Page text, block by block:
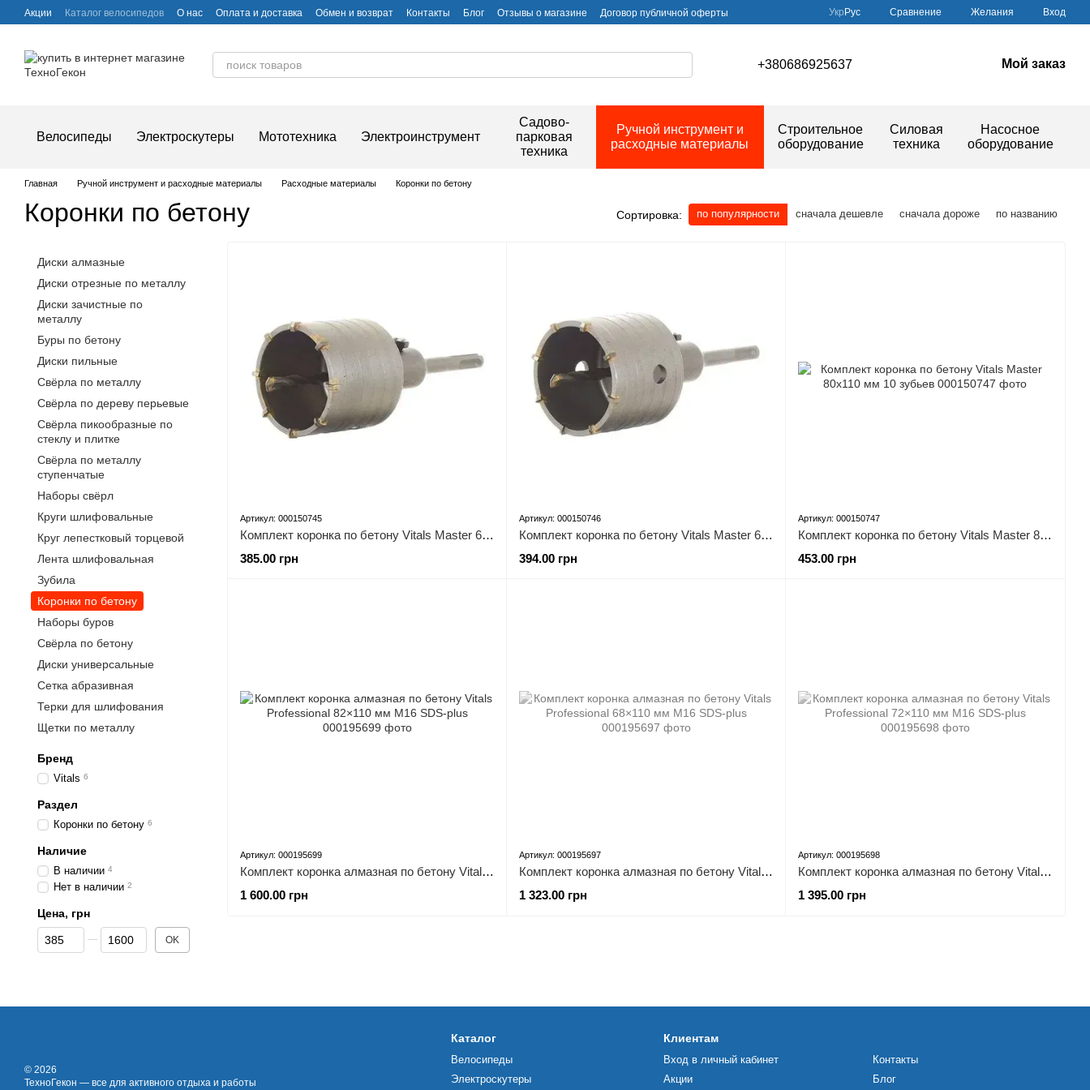
Перейти к основному контенту
Акции Каталог велосипедов О нас Оплата и доставка Обмен и возврат Контакты Блог Отзывы о магазине
Договор публичной оферты
Укр Рус Сравнение Желания Вход
+380686925637 Мой заказ
Велосипеды Электроскутеры Мототехника Электроинструмент
Садово-
парковая
техника
Ручной инструмент и
расходные материалы
Строительное
оборудование
Силовая
техника
Насосное
оборудование
Главная Ручной инструмент и расходные материалы Расходные материалы Коронки по бетону
Коронки по бетону Сортировка: по популярности сначала дешевле сначала дороже по названию
Артикул: 000150745
Комплект коронка по бетону Vitals Master 65х110 мм 8 зубьев
385.00 грн
Артикул: 000150746
Комплект коронка по бетону Vitals Master 68х110 мм 8 зубьев
394.00 грн
Артикул: 000150747
Комплект коронка по бетону Vitals Master 80х110 мм 10 зубьев
453.00 грн
Артикул: 000195699
Комплект коронка алмазная по бетону Vitals Professional 82×110 мм М16 SDS-plus
1 600.00 грн
Артикул: 000195697
Комплект коронка алмазная по бетону Vitals Professional 68×110 мм М16 SDS-plus
1 323.00 грн
Артикул: 000195698
Комплект коронка алмазная по бетону Vitals Professional 72×110 мм М16 SDS-plus
1 395.00 грн
Диски алмазные
Диски отрезные по металлу
Диски зачистные по
металлу
Буры по бетону
Диски пильные
Свёрла по металлу
Свёрла по дереву перьевые
Свёрла пикообразные по
стеклу и плитке
Свёрла по металлу
ступенчатые
Наборы свёрл
Круги шлифовальные
Круг лепестковый торцевой
Лента шлифовальная
Зубила
Коронки по бетону
Наборы буров
Свёрла по бетону
Диски универсальные
Сетка абразивная
Терки для шлифования
Щетки по металлу
Бренд
Vitals 6
Раздел
Коронки по бетону 6
Наличие
В наличии 4
Нет в наличии 2
Цена, грн
От Цена, грн
До Цена, грн OK
© 2026
ТехноГекон — все для активного отдыха и работы
Каталог
Велосипеды
Электроскутеры
Клиентам
Вход в личный кабинет
Акции
Контакты
Блог